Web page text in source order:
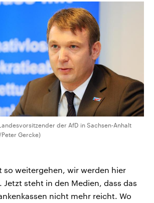
der AfD in Sachsen-Anhalt
Gercke)
so weitergehen, wir werden hier
steht in den Medien, dass das
nicht mehr reicht. Wo